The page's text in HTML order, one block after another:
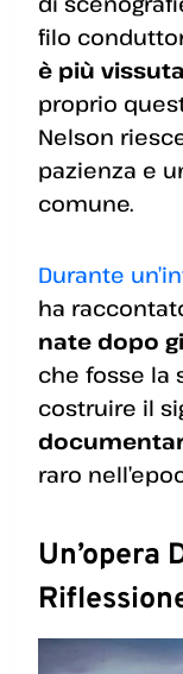
filo
è più
proprio
Nelson
pazienza e
comune.
Durante
ha
nate dopo
che fosse la
costruire il
raro
Un’opera